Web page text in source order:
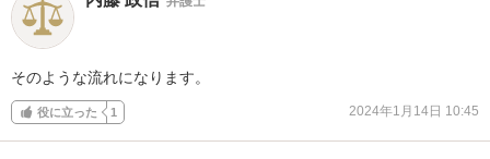
そのような流れになります。
役に立った 1 2024年1月14日 10:45